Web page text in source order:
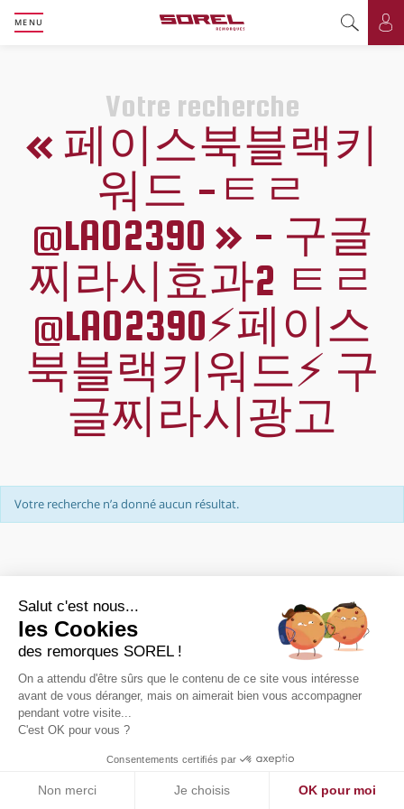
MENU Basculer
« 페이스북블랙키
워드 -ㅌㄹ
@LAO2390 » - 구글
찌라시효과2 ㅌㄹ
@LAO2390⚡️페이스
북블랙키워드⚡️ 구
글찌라시광고
Votre recherche
Votre recherche n’a donné aucun résultat.
PRÉSENTATION
MENTIONS LÉGALES
Salut c'est nous...
les Cookies
des remorques SOREL !
On a attendu d'être sûrs que le contenu de ce site vous intéresse
avant de vous déranger, mais on aimerait bien vous accompagner
pendant votre visite...
C'est OK pour vous ?
Consentements certifiés par
Non merci Je choisis OK pour moi